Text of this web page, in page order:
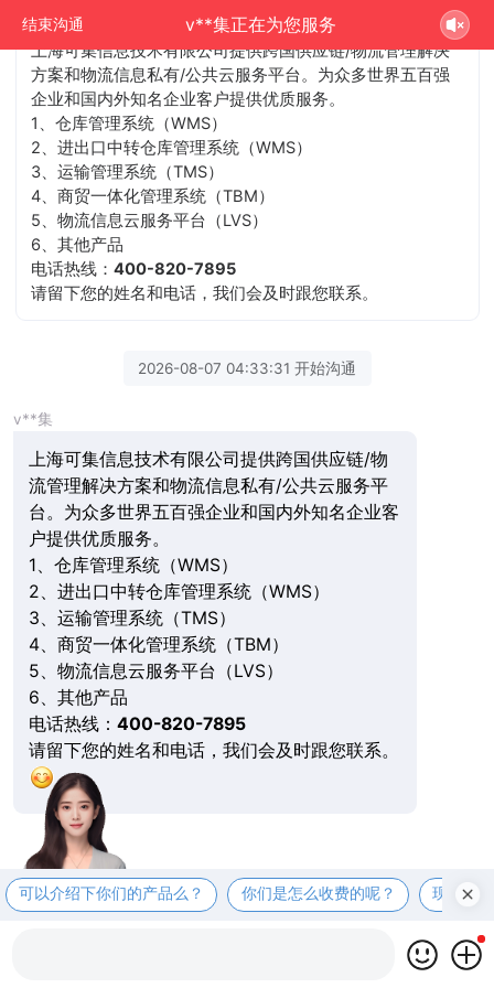
结束沟通 v**集正在为您服务
上海可集信息技术有限公司提供跨国供应链/物流管理解决
方案和物流信息私有/公共云服务平台。为众多世界五百强
企业和国内外知名企业客户提供优质服务。
1、仓库管理系统（WMS）
2、进出口中转仓库管理系统（WMS）
3、运输管理系统（TMS）
4、商贸一体化管理系统（TBM）
5、物流信息云服务平台（LVS）
6、其他产品
电话热线：400-820-7895
请留下您的姓名和电话，我们会及时跟您联系。
2026-08-07 04:33:31 开始沟通
v**集
上海可集信息技术有限公司提供跨国供应链/物
流管理解决方案和物流信息私有/公共云服务平
台。为众多世界五百强企业和国内外知名企业客
户提供优质服务。
1、仓库管理系统（WMS）
2、进出口中转仓库管理系统（WMS）
3、运输管理系统（TMS）
4、商贸一体化管理系统（TBM）
5、物流信息云服务平台（LVS）
6、其他产品
电话热线： 400-820-7895
请留下您的姓名和电话，我们会及时跟您联系。
可以介绍下你们的产品么？ 你们是怎么收费的呢？ 现在有